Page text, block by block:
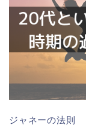
ジャネーの法則